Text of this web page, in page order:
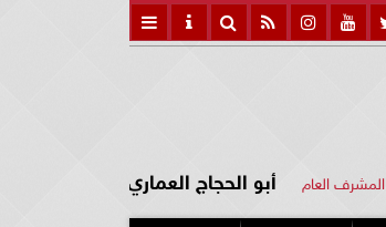
المشرف العام أبو الحجاج العماري